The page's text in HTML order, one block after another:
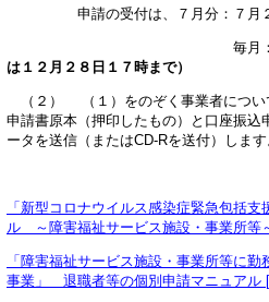
申請の受付は、７月分：７月２
毎月：１５日か
は１２月２８日１７時まで）
（２） （１）をのぞく事業者につい
申請書原本（押印したもの）と口座振込
ータを送信（またはCD-Rを送付）しま
「新型コロナウイルス感染症緊急包括
ル ～障害福祉サービス施設・事業所等
「障害福祉サービス施設・事業所等に
事業」 退職者等の個別申請マニュアル